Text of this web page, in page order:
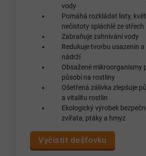
vody
Pomáhá rozkládat listy,
nečistoty spláchlé ze střech
Zabraňuje zahnívání vody
Redukuje tvorbu usazenin
nádrží
Obsažené mikroorganismy
působí na rostliny
Ošetřená zálivka zlepšuje
a vitalitu rostlin
Ekologický výrobek
zvířata, ptáky a hmyz
Vyčistit dešťovku